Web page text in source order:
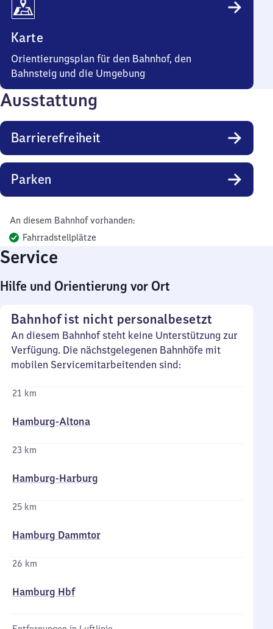
Karte
Orientierungsplan für den Bahnhof, den
Bahnsteig und die Umgebung
Ausstattung
Barrierefreiheit
Parken
An diesem Bahnhof vorhanden:
Fahrradstellplätze
Service
Hilfe und Orientierung vor Ort
Bahnhof ist nicht personalbesetzt
An diesem Bahnhof steht keine Unterstützung zur
Verfügung. Die nächstgelegenen Bahnhöfe mit
mobilen Servicemitarbeitenden sind:
21 km
Hamburg-Altona
23 km
Hamburg-Harburg
25 km
Hamburg Dammtor
26 km
Hamburg Hbf